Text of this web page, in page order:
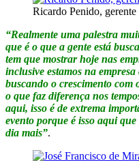
Ricardo Penido, gerente
“Realmente uma palestra
que é o que a gente está
tem que mostrar hoje nas
inclusive estamos na
buscando o crescimento com
o que faz diferença nos
aqui, isso é de extrema
evento porque é isso aqui
dia mais”.